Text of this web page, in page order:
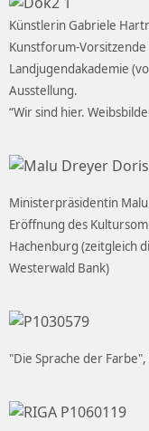
Künstlerin Gabriele
Kunstforum-
Landjugendakademie
Ausstellung.
“Wir sind hier.
Ministerpräsidentin
Eröffnung des
Hachenburg (zeitgleich
Westerwald Bank)
"Die Sprache der